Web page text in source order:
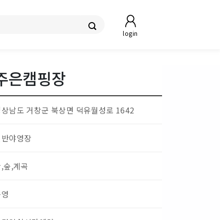
login
은캠핑장
남도 거창군 북상면 덕유월성로 1642
야영장
숲,계곡